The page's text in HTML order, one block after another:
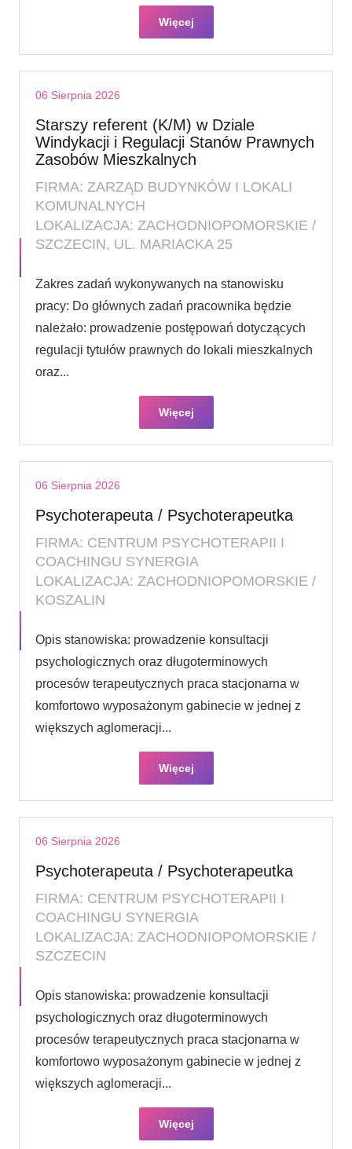
Więcej
06 Sierpnia 2026
Starszy referent (K/M) w Dziale
Windykacji i Regulacji Stanów Prawnych
Zasobów Mieszkalnych
FIRMA: ZARZĄD BUDYNKÓW I LOKALI
KOMUNALNYCH
LOKALIZACJA: ZACHODNIOPOMORSKIE /
SZCZECIN, UL. MARIACKA 25
Zakres zadań wykonywanych na stanowisku
pracy: Do głównych zadań pracownika będzie
należało: prowadzenie postępowań dotyczących
regulacji tytułów prawnych do lokali mieszkalnych
oraz...
Więcej
06 Sierpnia 2026
Psychoterapeuta / Psychoterapeutka
FIRMA: CENTRUM PSYCHOTERAPII I
COACHINGU SYNERGIA
LOKALIZACJA: ZACHODNIOPOMORSKIE /
KOSZALIN
Opis stanowiska: prowadzenie konsultacji
psychologicznych oraz długoterminowych
procesów terapeutycznych praca stacjonarna w
komfortowo wyposażonym gabinecie w jednej z
większych aglomeracji...
Więcej
06 Sierpnia 2026
Psychoterapeuta / Psychoterapeutka
FIRMA: CENTRUM PSYCHOTERAPII I
COACHINGU SYNERGIA
LOKALIZACJA: ZACHODNIOPOMORSKIE /
SZCZECIN
Opis stanowiska: prowadzenie konsultacji
psychologicznych oraz długoterminowych
procesów terapeutycznych praca stacjonarna w
komfortowo wyposażonym gabinecie w jednej z
większych aglomeracji...
Więcej